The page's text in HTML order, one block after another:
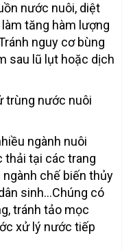
nước nuôi, diệt
tăng hàm lượng
nguy cơ bùng
sau lũ lụt hoặc dịch
trùng nước nuôi
ngành nuôi
thải tại các trang
chế biến thủy
sinh…Chúng có
tránh tảo mọc
xử lý nước tiếp